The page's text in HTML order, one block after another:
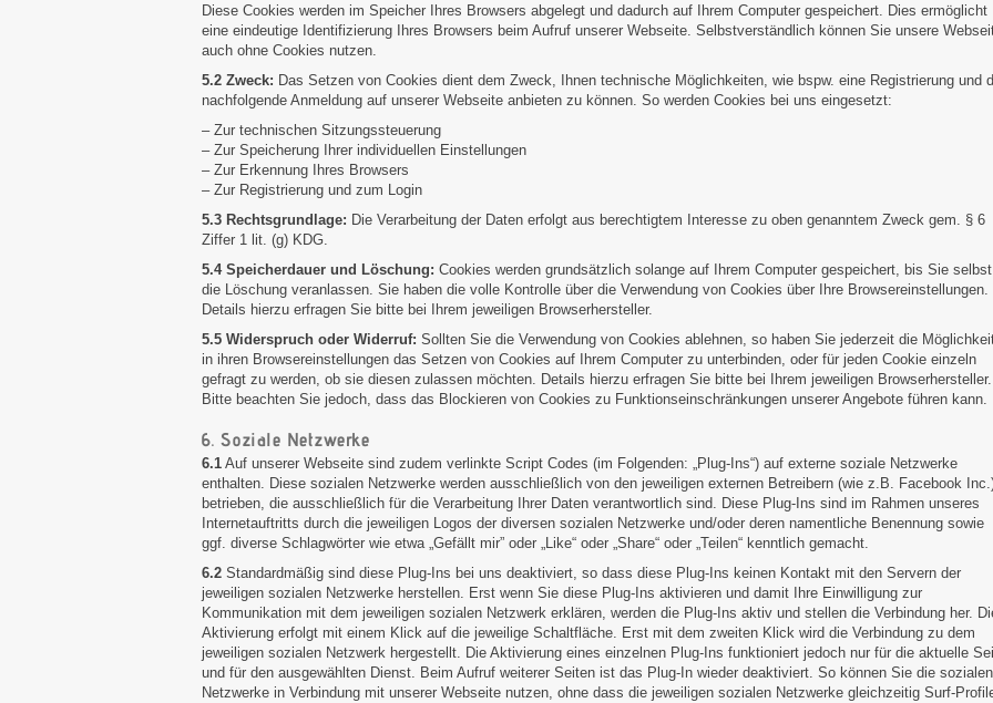
Diese Cookies werden im Speicher Ihres Browsers abgelegt und dadurch auf Ihrem Computer gespeichert. Dies ermöglicht
eine eindeutige Identifizierung Ihres Browsers beim Aufruf unserer Webseite. Selbstverständlich können Sie unsere
auch ohne Cookies nutzen.
5.2 Zweck: Das Setzen von Cookies dient dem Zweck, Ihnen technische Möglichkeiten, wie bspw. eine Registrierung und
nachfolgende Anmeldung auf unserer Webseite anbieten zu können. So werden Cookies bei uns eingesetzt:
– Zur technischen Sitzungssteuerung
– Zur Speicherung Ihrer individuellen Einstellungen
– Zur Erkennung Ihres Browsers
– Zur Registrierung und zum Login
5.3 Rechtsgrundlage: Die Verarbeitung der Daten erfolgt aus berechtigtem Interesse zu oben genanntem Zweck gem. § 6
Ziffer 1 lit. (g) KDG.
5.4 Speicherdauer und Löschung: Cookies werden grundsätzlich solange auf Ihrem Computer gespeichert, bis Sie selbst
die Löschung veranlassen. Sie haben die volle Kontrolle über die Verwendung von Cookies über Ihre Browsereinstellungen.
Details hierzu erfragen Sie bitte bei Ihrem jeweiligen Browserhersteller.
5.5 Widerspruch oder Widerruf: Sollten Sie die Verwendung von Cookies ablehnen, so haben Sie jederzeit die
in ihren Browsereinstellungen das Setzen von Cookies auf Ihrem Computer zu unterbinden, oder für jeden Cookie einzeln
gefragt zu werden, ob sie diesen zulassen möchten. Details hierzu erfragen Sie bitte bei Ihrem jeweiligen Browserhersteller.
Bitte beachten Sie jedoch, dass das Blockieren von Cookies zu Funktionseinschränkungen unserer Angebote führen kann.
6. Soziale Netzwerke
6.1 Auf unserer Webseite sind zudem verlinkte Script Codes (im Folgenden: „Plug-Ins“) auf externe soziale Netzwerke
enthalten. Diese sozialen Netzwerke werden ausschließlich von den jeweiligen externen Betreibern (wie z.B. Facebook
betrieben, die ausschließlich für die Verarbeitung Ihrer Daten verantwortlich sind. Diese Plug-Ins sind im Rahmen unseres
Internetauftritts durch die jeweiligen Logos der diversen sozialen Netzwerke und/oder deren namentliche Benennung sowie
ggf. diverse Schlagwörter wie etwa „Gefällt mir” oder „Like“ oder „Share“ oder „Teilen“ kenntlich gemacht.
6.2 Standardmäßig sind diese Plug-Ins bei uns deaktiviert, so dass diese Plug-Ins keinen Kontakt mit den Servern der
jeweiligen sozialen Netzwerke herstellen. Erst wenn Sie diese Plug-Ins aktivieren und damit Ihre Einwilligung zur
Kommunikation mit dem jeweiligen sozialen Netzwerk erklären, werden die Plug-Ins aktiv und stellen die Verbindung her.
Aktivierung erfolgt mit einem Klick auf die jeweilige Schaltfläche. Erst mit dem zweiten Klick wird die Verbindung zu dem
jeweiligen sozialen Netzwerk hergestellt. Die Aktivierung eines einzelnen Plug-Ins funktioniert jedoch nur für die aktuelle
und für den ausgewählten Dienst. Beim Aufruf weiterer Seiten ist das Plug-In wieder deaktiviert. So können Sie die sozialen
Netzwerke in Verbindung mit unserer Webseite nutzen, ohne dass die jeweiligen sozialen Netzwerke gleichzeitig Surf-